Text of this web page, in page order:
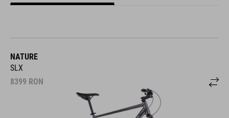
NATURE
SLX
8399 RON